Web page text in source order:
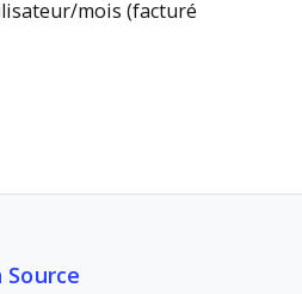
mois (facturé
Source